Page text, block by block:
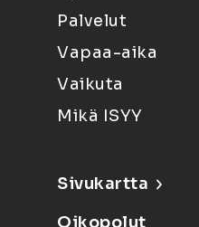
Palvelut
Vapaa-aika
Vaikuta
Mikä ISYY
Sivukartta
Oikopolut